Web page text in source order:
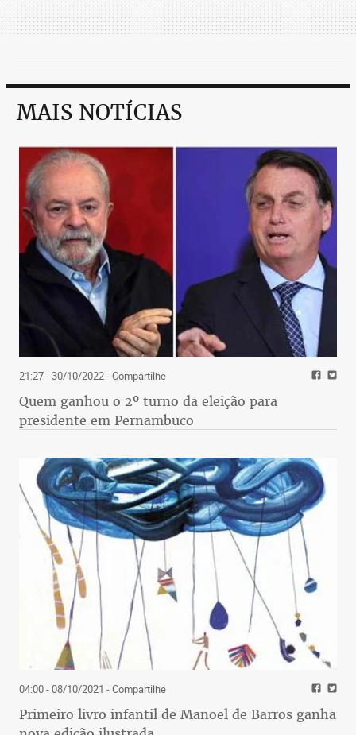
MAIS NOTÍCIAS
21:27 - 30/10/2022- Compartilhe
Quem ganhou o 2º turno da eleição para
presidente em Pernambuco
04:00 - 08/10/2021 - Compartilhe
Primeiro livro infantil de Manoel de Barros ganha